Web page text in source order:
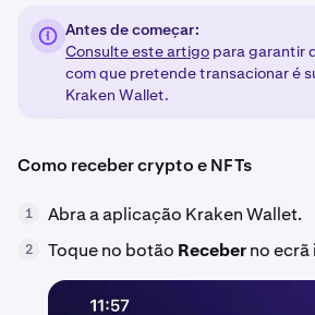
Antes de começar:
Consulte este artigo para garantir
com que pretende transacionar é
Kraken Wallet.
Como receber crypto e NFTs
1 Abra a aplicação Kraken Wallet.
2 Toque no botão Receberno ecrã